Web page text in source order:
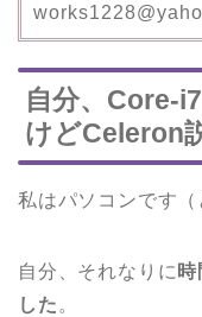
自分、Core-
けどCeleron
私はパソコンです（
自分、それなりに
した 。